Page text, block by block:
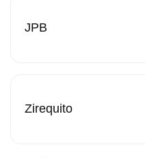
JPB
Zirequito